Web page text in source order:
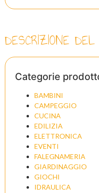
DESCRIZIONE DEL
Categorie
BAMBINI
CAMPEGGIO
CUCINA
EDILIZIA
ELETTRONICA
EVENTI
FALEGNAMERIA
GIARDINAGGIO
GIOCHI
IDRAULICA